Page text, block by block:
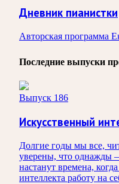
Дневник пианистки
Авторская программа
Последние выпуски
Выпуск 186
Искусственный
Долгие годы мы все,
уверены, что однажды
настанут времена,
интеллекта работу на